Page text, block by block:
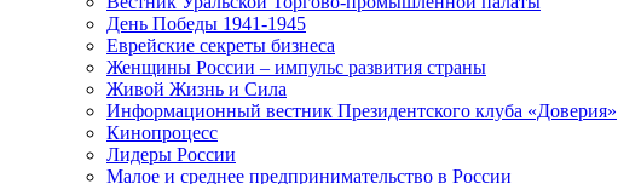
День Победы 1941-1945
Еврейские секреты бизнеса
Женщины России – импульс развития страны
Живой Жизнь и Сила
Информационный вестник Президентского клуба «Доверия»
Кинопроцесс
Лидеры России
Малое и среднее предпринимательство в России